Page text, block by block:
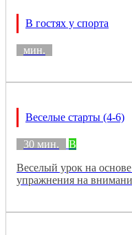
В гостях у спорта
мин.
Веселые старты (4-6)
30 мин.
B
Веселый урок на
упражнения на